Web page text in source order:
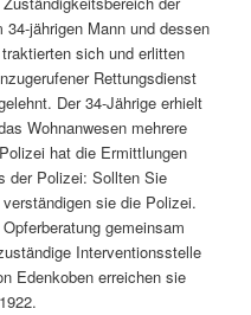
jährigen Mann und dessen
sich und erlitten
Rettungsdienst
Der 34-Jährige erhielt
Wohnanwesen mehrere
hat die Ermittlungen
der Polizei: Sollten Sie
sie die Polizei.
gemeinsam
Interventionsstelle
Edenkoben erreichen sie